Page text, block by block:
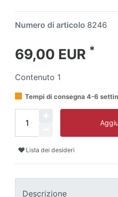
Numero di articolo 8246
69,00 EUR *
Contenuto 1
Tempi di consegna 4-6
Lista dei desideri
Descrizione